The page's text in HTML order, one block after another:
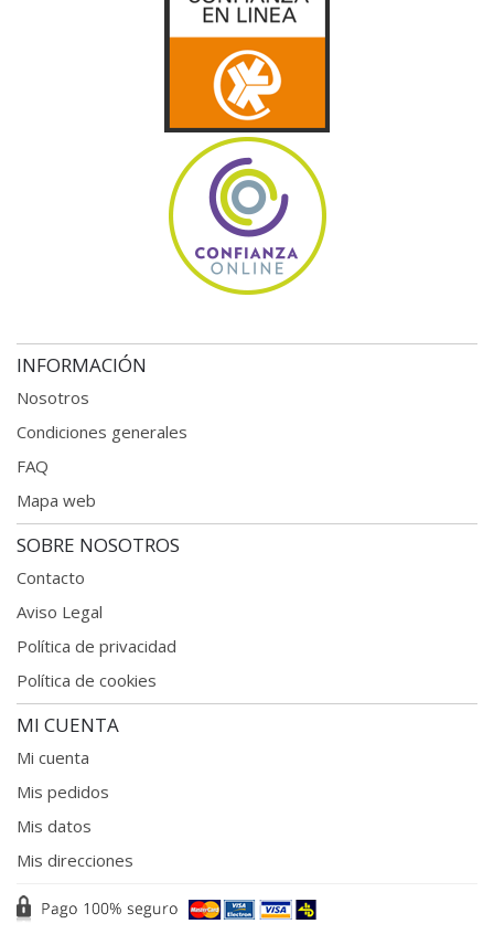
INFORMACIÓN
Nosotros
Condiciones generales
FAQ
Mapa web
SOBRE NOSOTROS
Contacto
Aviso Legal
Política de privacidad
Política de cookies
MI CUENTA
Mi cuenta
Mis pedidos
Mis datos
Mis direcciones